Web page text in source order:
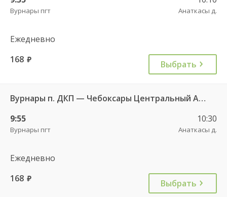
Вурнары пгт Анаткасы д.
Ежедневно
168 руб. Выбрать
Вурнары п. ДКП — Чебоксары Центральный АВ 521
9:55
Вурнары пгт
10:30
Анаткасы д.
Ежедневно
168 руб. Выбрать